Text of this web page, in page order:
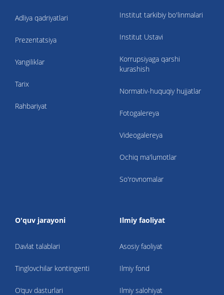
Adliya qadriyatlari
Prezentatsiya
Yangiliklar
Tarix
Rahbariyat
Institut tarkibiy bo'linmalari
Institut Ustavi
Korrupsiyaga qarshi
kurashish
Normativ-huquqiy hujjatlar
Fotogalereya
Videogalereya
Ochiq ma'lumotlar
So'rovnomalar
O'quv jarayoni
Davlat talablari
Tinglovchilar kontingenti
O‘quv dasturlari
Ilmiy faoliyat
Asosiy faoliyat
Ilmiy fond
Ilmiy salohiyat